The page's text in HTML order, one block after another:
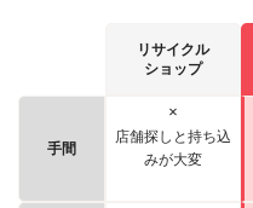
リサイクル
ショップ
手間
×
店舗探しと持ち込
みが大変